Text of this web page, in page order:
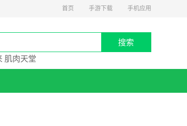
首页 手游下载 手机应用
搜索
肌肉天堂